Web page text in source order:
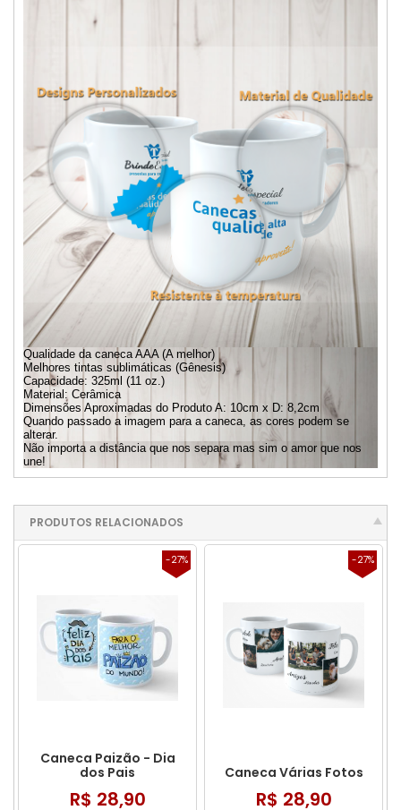
Qualidade da caneca AAA (A melhor)
Melhores tintas sublimáticas (Gênesis)
Capacidade: 325ml (11 oz.)
Material: Cerâmica
Dimensões Aproximadas do Produto A: 10cm x D: 8,2cm
Quando passado a imagem para a caneca, as cores podem se
alterar.
Não importa a distância que nos separa mas sim o amor que nos
une!
PRODUTOS RELACIONADOS
-27%
Caneca Paizão - Dia
dos Pais
R$ 28,90
-27%
Caneca Várias Fotos
R$ 28,90